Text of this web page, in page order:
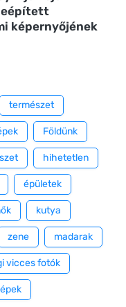
képernyőjének
természet
Földünk
hihetetlen
épületek
kutya
zene madarak
vicces fotók